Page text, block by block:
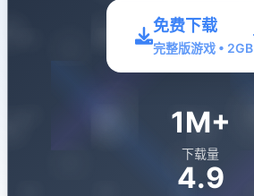
免费下载
完整版游戏 • 2GB
1M+
下载量
4.9